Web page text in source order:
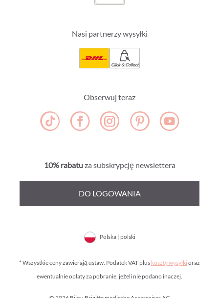
Nasi partnerzy wysyłki
Click & Collect
Obserwuj teraz
10% rabatuza subskrypcję newslettera
DO LOGOWANIA
Polska | polski
* Wszystkie ceny zawierają ustaw. Podatek VAT plus koszty wysyłki oraz
ewentualnie opłaty za pobranie, jeżeli nie podano inaczej.